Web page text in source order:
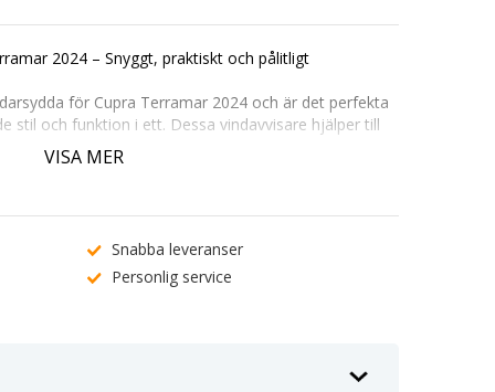
2024 – Snyggt, praktiskt och pålitligt
för Cupra Terramar 2024 och är det perfekta
stil och funktion i ett. Dessa vindavvisare hjälper till
från kupén och bidrar samtidigt till en optimal
och vinter.
Terramar 2024?
regn, snö och smuts utanför kupén även med
VISA MER
Snabba leveranser
Personlig service